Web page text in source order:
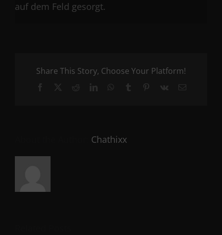
auf dem Feld gesorgt.
Share This Story, Choose Your Platform!
Facebook RedditLinkedInWhatsApp
Tumblr Pinterest
Vk Email
Chathixx